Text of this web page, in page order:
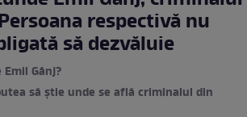
respectivă nu
să dezvăluie
Emil Gânj?
să știe unde se află criminalul din